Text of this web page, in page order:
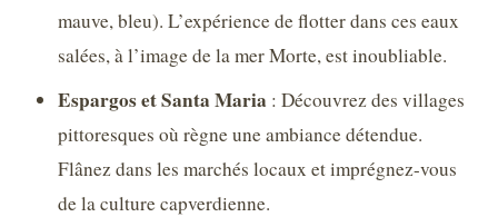
mauve, bleu). L’expérience de flotter dans ces eaux
salées, à l’image de la mer Morte, est inoubliable.
Espargos et Santa Maria : Découvrez des villages
pittoresques où règne une ambiance détendue.
Flânez dans les marchés locaux et imprégnez-vous
de la culture capverdienne.